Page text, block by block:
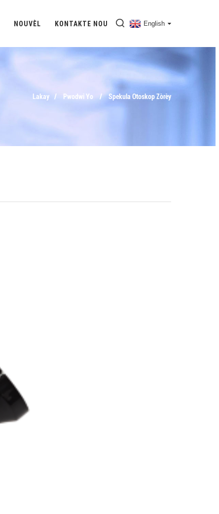
NOUVÈL KONTAKTE NOU English
Lakay Pwodwi Yo Spekula Otoskop Zòrèy